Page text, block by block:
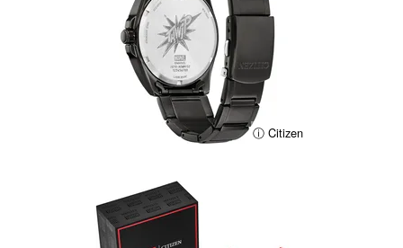
ⓘ Citizen